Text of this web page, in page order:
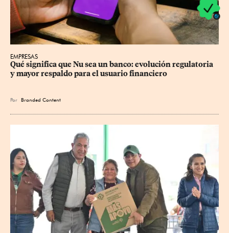
EMPRESAS
Qué significa que Nu sea un banco: evolución regulatoria
y mayor respaldo para el usuario financiero
Por Branded Content